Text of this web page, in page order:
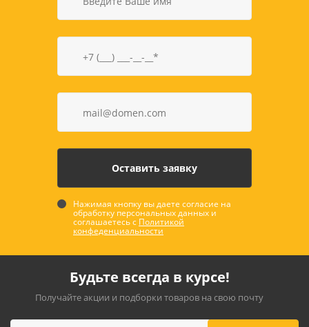
Нажимая кнопку вы даете согласие на
обработку персональных данных и
соглашаетесь с Политикой
конфеденциальности
Будьте всегда в курсе!
Получайте акции и подборки товаров на свою почту